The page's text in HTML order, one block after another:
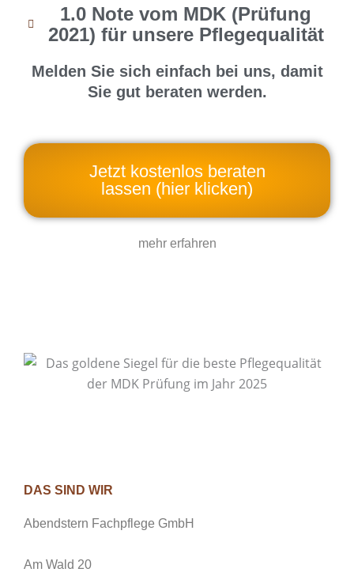
1.0 Note vom MDK (Prüfung
2021) für unsere Pflegequalität
Melden Sie sich einfach bei uns, damit
Sie gut beraten werden.
Jetzt kostenlos beraten
lassen (hier klicken)
mehr erfahren
DAS SIND WIR
Abendstern Fachpflege GmbH
Am Wald 20